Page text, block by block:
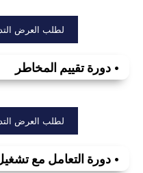
لطلب العرض
• دورة تقييم المخاطر
لطلب العرض
• دورة التعامل مع